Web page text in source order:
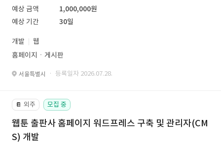
예상 금액
1,000,000원
예상 기간
30일
개발
웹
홈페이지ㆍ게시판
서울특별시 · 등록일자 2026.07.28.
📔 외주 모집 중
웹툰 출판사 홈페이지 워드프레스 구축 및 관리자(CM
S) 개발